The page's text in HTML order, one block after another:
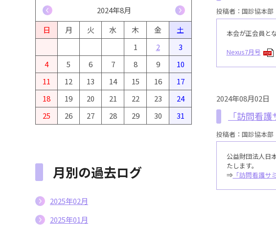
投稿者：国診協本部
本会が正会員と
Nexus7月号
PDF
2024年08月02日
「訪問看
投稿者：国診協本部
公益財団法人日
たします。
⇒「訪問看護サ
2024年8月
日
月 火 水 木 金
土
1
2
3
4
5 6 7 8 9
10
11
12 13 14 15 16
17
18
19 20 21 22 23
24
25
26 27 28 29 30 31
月別の過去ログ
2025年02月
2025年01月